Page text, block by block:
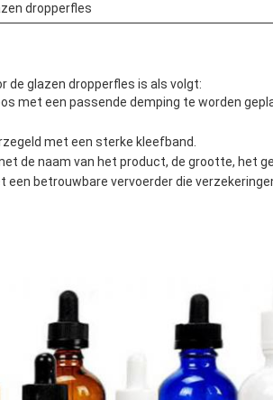
dropperfles
de glazen dropperfles is als volgt:
met een passende demping te worden
met een sterke kleefband.
de naam van het product, de grootte, het
een betrouwbare vervoerder die